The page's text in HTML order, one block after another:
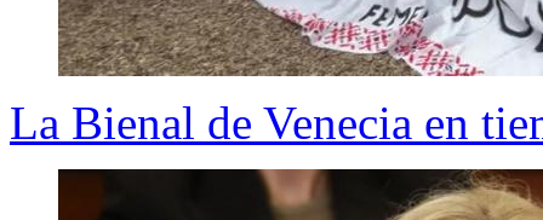
La Bienal de Venecia en